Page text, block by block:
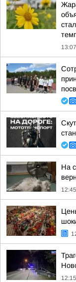
13:07
На
12:45
12:15